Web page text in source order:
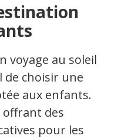
voyage au soleil
de choisir une
aux enfants.
des
pour les